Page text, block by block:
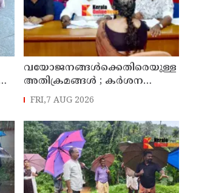
വയോജനങ്ങൾക്കെതിരെയുള്ള
അതിക്രമങ്ങൾ ; കർശന
നടപടി സ്വീകരിക്കുമെന്ന്
FRI,7 AUG 2026